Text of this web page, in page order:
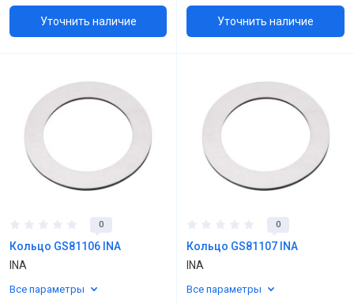
Уточнить наличие Уточнить наличие
0
Кольцо GS81106 INA
INA
Все параметры
0
Кольцо GS81107 INA
INA
Все параметры